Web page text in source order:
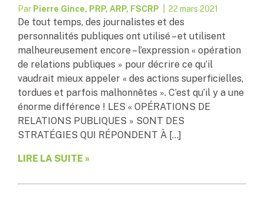
Par Pierre Gince, PRP, ARP, FSCRP | 22 mars 2021
De tout temps, des journalistes et des
personnalités publiques ont utilisé – et utilisent
malheureusement encore – l’expression « opération
de relations publiques » pour décrire ce qu’il
vaudrait mieux appeler « des actions superficielles,
tordues et parfois malhonnêtes ». C’est qu’il y a une
énorme différence ! LES « OPÉRATIONS DE
RELATIONS PUBLIQUES » SONT DES
STRATÉGIES QUI RÉPONDENT À […]
LIRE LA SUITE »